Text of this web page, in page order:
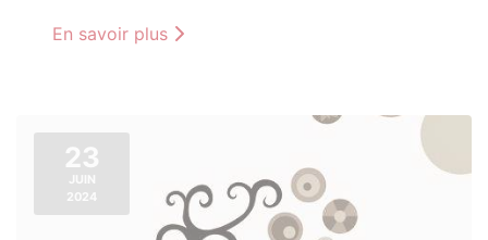
En savoir plus
23
JUIN
2024